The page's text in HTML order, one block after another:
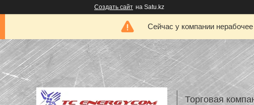
Создать сайт на Satu.kz
Сейчас у компании
Торговая